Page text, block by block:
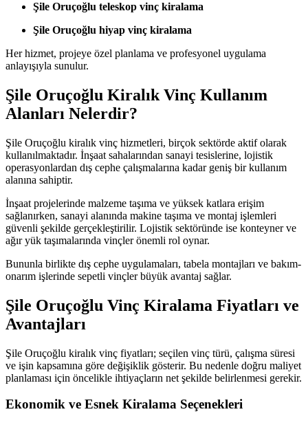
Şile Oruçoğlu teleskop vinç kiralama
Şile Oruçoğlu hiyap vinç kiralama
Her hizmet, projeye özel planlama ve profesyonel uygulama
anlayışıyla sunulur.
Şile Oruçoğlu Kiralık Vinç Kullanım
Alanları Nelerdir?
Şile Oruçoğlu kiralık vinç hizmetleri, birçok sektörde aktif olarak
kullanılmaktadır. İnşaat sahalarından sanayi tesislerine, lojistik
operasyonlardan dış cephe çalışmalarına kadar geniş bir kullanım
alanına sahiptir.
İnşaat projelerinde malzeme taşıma ve yüksek katlara erişim
sağlanırken, sanayi alanında makine taşıma ve montaj işlemleri
güvenli şekilde gerçekleştirilir. Lojistik sektöründe ise konteyner ve
ağır yük taşımalarında vinçler önemli rol oynar.
Bununla birlikte dış cephe uygulamaları, tabela montajları ve bakım-
onarım işlerinde sepetli vinçler büyük avantaj sağlar.
Şile Oruçoğlu Vinç Kiralama Fiyatları ve
Avantajları
Şile Oruçoğlu kiralık vinç fiyatları; seçilen vinç türü, çalışma süresi
ve işin kapsamına göre değişiklik gösterir. Bu nedenle doğru maliyet
planlaması için öncelikle ihtiyaçların net şekilde belirlenmesi gerekir.
Ekonomik ve Esnek Kiralama Seçenekleri